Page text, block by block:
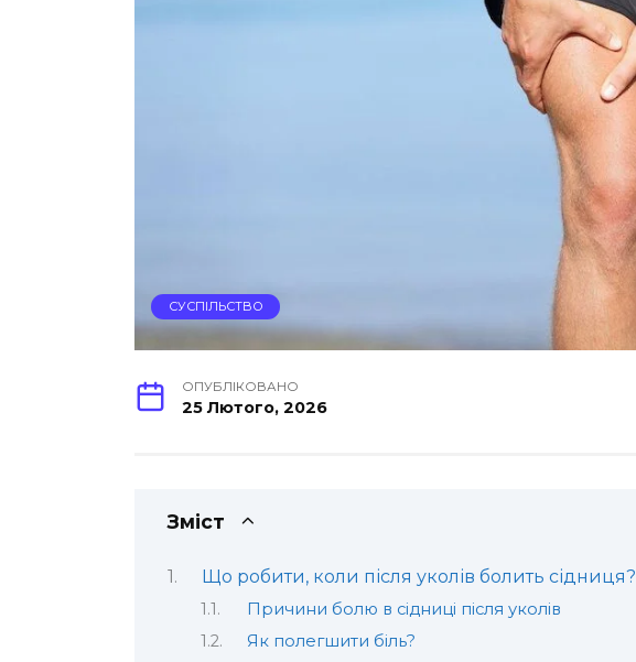
СУСПІЛЬСТВО
ОПУБЛІКОВАНО
25 Лютого, 2026
Зміст
Що робити, коли після уколів болить сідниця?
Причини болю в сідниці після уколів
Як полегшити біль?